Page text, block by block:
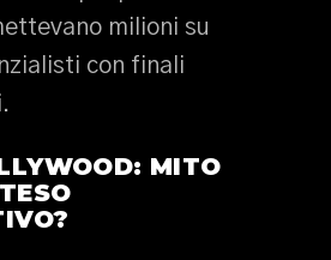
milioni su
con finali
MITO